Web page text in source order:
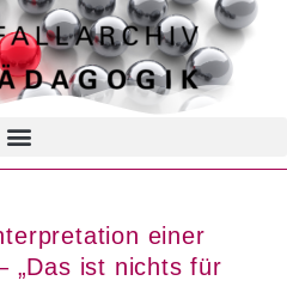
einer
„Das ist nichts für